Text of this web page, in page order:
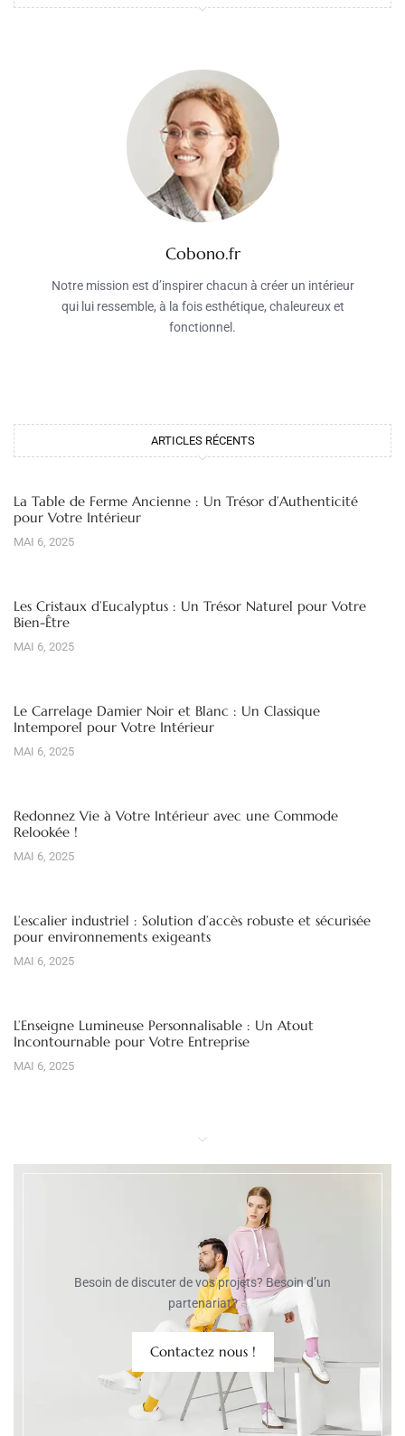
Cobono.fr
Notre mission est d’inspirer chacun à créer un intérieur
qui lui ressemble, à la fois esthétique, chaleureux et
fonctionnel.
ARTICLES RÉCENTS
La Table de Ferme Ancienne : Un Trésor d’Authenticité
pour Votre Intérieur
MAI 6, 2025
Les Cristaux d’Eucalyptus : Un Trésor Naturel pour Votre
Bien-Être
MAI 6, 2025
Le Carrelage Damier Noir et Blanc : Un Classique
Intemporel pour Votre Intérieur
MAI 6, 2025
Redonnez Vie à Votre Intérieur avec une Commode
Relookée !
MAI 6, 2025
L’escalier industriel : Solution d’accès robuste et sécurisée
pour environnements exigeants
MAI 6, 2025
L’Enseigne Lumineuse Personnalisable : Un Atout
Incontournable pour Votre Entreprise
MAI 6, 2025
Besoin de discuter de vos projets? Besoin d’un
partenariat?
Contactez nous !